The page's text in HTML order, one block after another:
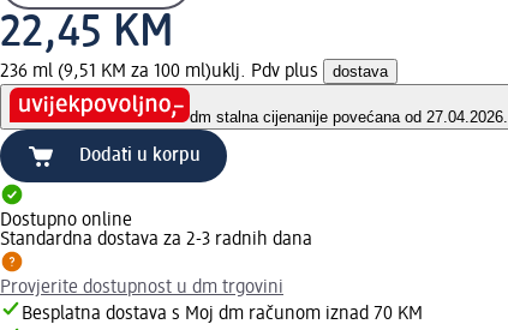
22,45 KM
236 ml (9,51 KM za 100 ml)uklj. Pdv plus dostava
dm stalna cijenanije povećana od 27.04.2026.
Dodati u korpu
Dostupno online
Standardna dostava za 2-3 radnih dana
Provjerite dostupnost u dm trgovini
Besplatna dostava s Moj dm računom iznad 70 KM